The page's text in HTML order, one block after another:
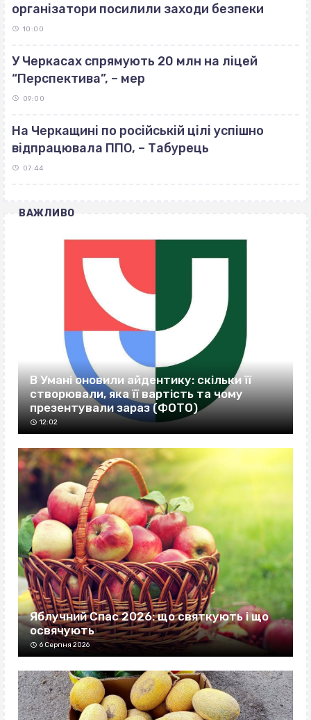
організатори посилили заходи безпеки
10:00
У Черкасах спрямують 20 млн на ліцей
“Перспектива”, – мер
09:00
На Черкащині по російській цілі успішно
відпрацювала ППО, – Табурець
07:44
ВАЖЛИВО
В Умані оновили айдентику: скільки її
створювали, яка її вартість та чому
презентували зараз (ФОТО)
12:02
Яблучний Спас 2026: що святкують і що
освячують
6 Серпня 2026